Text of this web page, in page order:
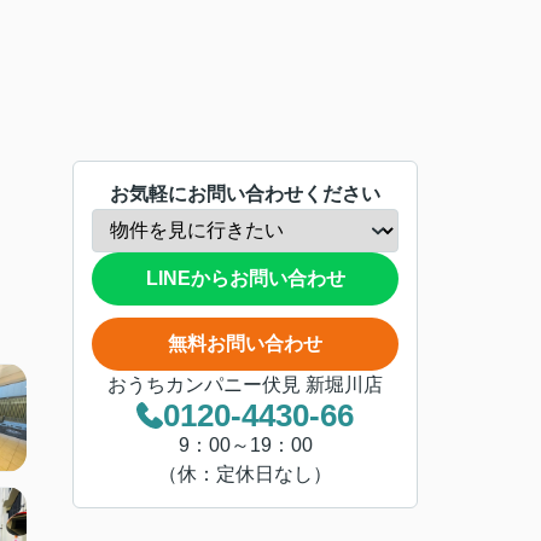
お気軽にお問い合わせください
LINEからお問い合わせ
無料お問い合わせ
おうちカンパニー伏見 新堀川店
0120-4430-66
9：00～19：00
（休：定休日なし）